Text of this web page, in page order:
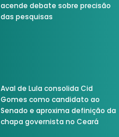
acende debate sobre precisão
das pesquisas
Aval de Lula consolida Cid
Gomes como candidato ao
Senado e aproxima definição da
chapa governista no Ceará